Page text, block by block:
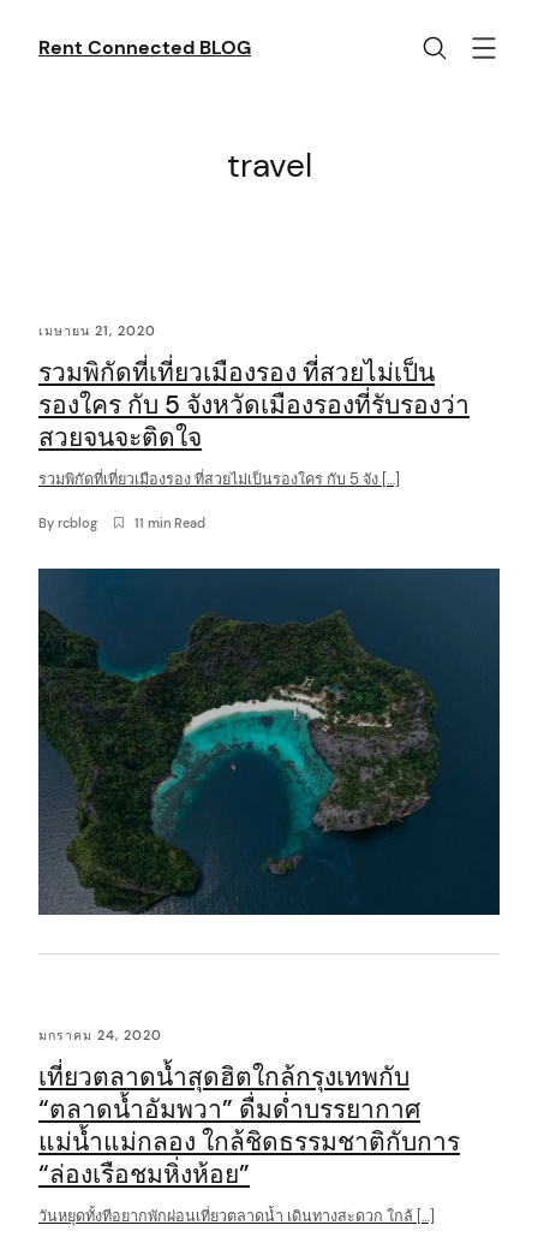
Rent Connected BLOG
travel
o
n
t
e
n
t
เมษายน 21, 2020
รวมพิกัดที่เที่ยวเมืองรอง ที่สวยไม่เป็น
รองใคร กับ 5 จังหวัดเมืองรองที่รับรองว่า
สวยจนจะติดใจ
รวมพิกัดที่เที่ยวเมืองรอง ที่สวยไม่เป็นรองใคร กับ 5 จัง […]
By rcblog 11 min Read
มกราคม 24, 2020
เที่ยวตลาดน้ำสุดฮิตใกล้กรุงเทพกับ
“ตลาดน้ำอัมพวา” ดื่มด่ำบรรยากาศ
แม่น้ำแม่กลอง ใกล้ชิดธรรมชาติกับการ
“ล่องเรือชมหิ่งห้อย”
วันหยุดทั้งทีอยากพักผ่อนเที่ยวตลาดน้ำ เดินทางสะดวก ใกล้ […]